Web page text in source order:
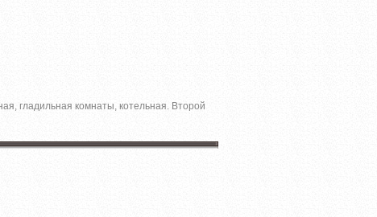
гладильная комнаты, котельная. Второй